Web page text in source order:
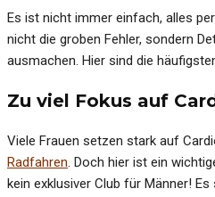
Es ist nicht immer einfach, alles
nicht die groben Fehler, sondern
ausmachen. Hier sind die
Zu viel Fokus auf
Viele Frauen setzen stark auf
Radfahren. Doch hier ist ein
kein exklusiver Club für Männer!